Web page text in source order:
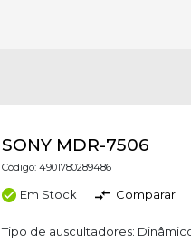
SONY MDR-7506
Código: 4901780289486
Em Stock Comparar
Tipo de auscultadores: